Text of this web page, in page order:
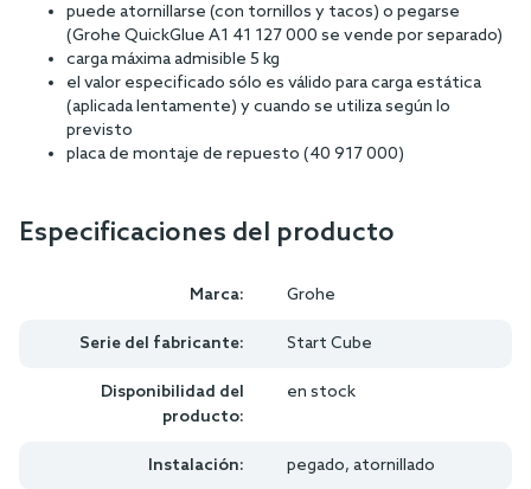
puede atornillarse (con tornillos y tacos) o pegarse
(Grohe QuickGlue A1 41 127 000 se vende por separado)
carga máxima admisible 5 kg
el valor especificado sólo es válido para carga estática
(aplicada lentamente) y cuando se utiliza según lo
previsto
placa de montaje de repuesto (40 917 000)
Especificaciones del producto
Marca: Grohe
Serie del fabricante: Start Cube
Disponibilidad del
producto:
en stock
Instalación: pegado, atornillado